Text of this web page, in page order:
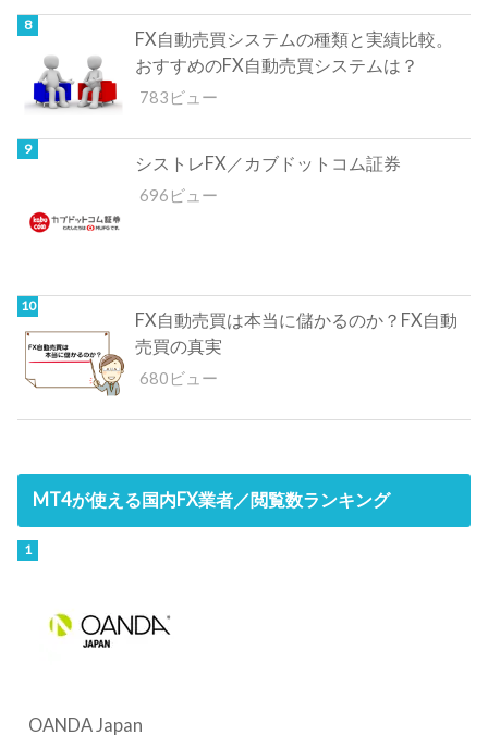
FX自動売買システムの種類と実績比較。
おすすめのFX自動売買システムは？
783ビュー
シストレFX／カブドットコム証券
696ビュー
FX自動売買は本当に儲かるのか？FX自動
売買の真実
680ビュー
MT4が使える国内FX業者／閲覧数ランキング
OANDA Japan